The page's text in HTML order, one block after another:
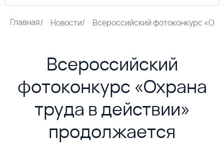
Главная/ Новости/ Всероссийский фотоконкурс
Всероссийский
фотоконкурс «Охрана
труда в действии»
продолжается